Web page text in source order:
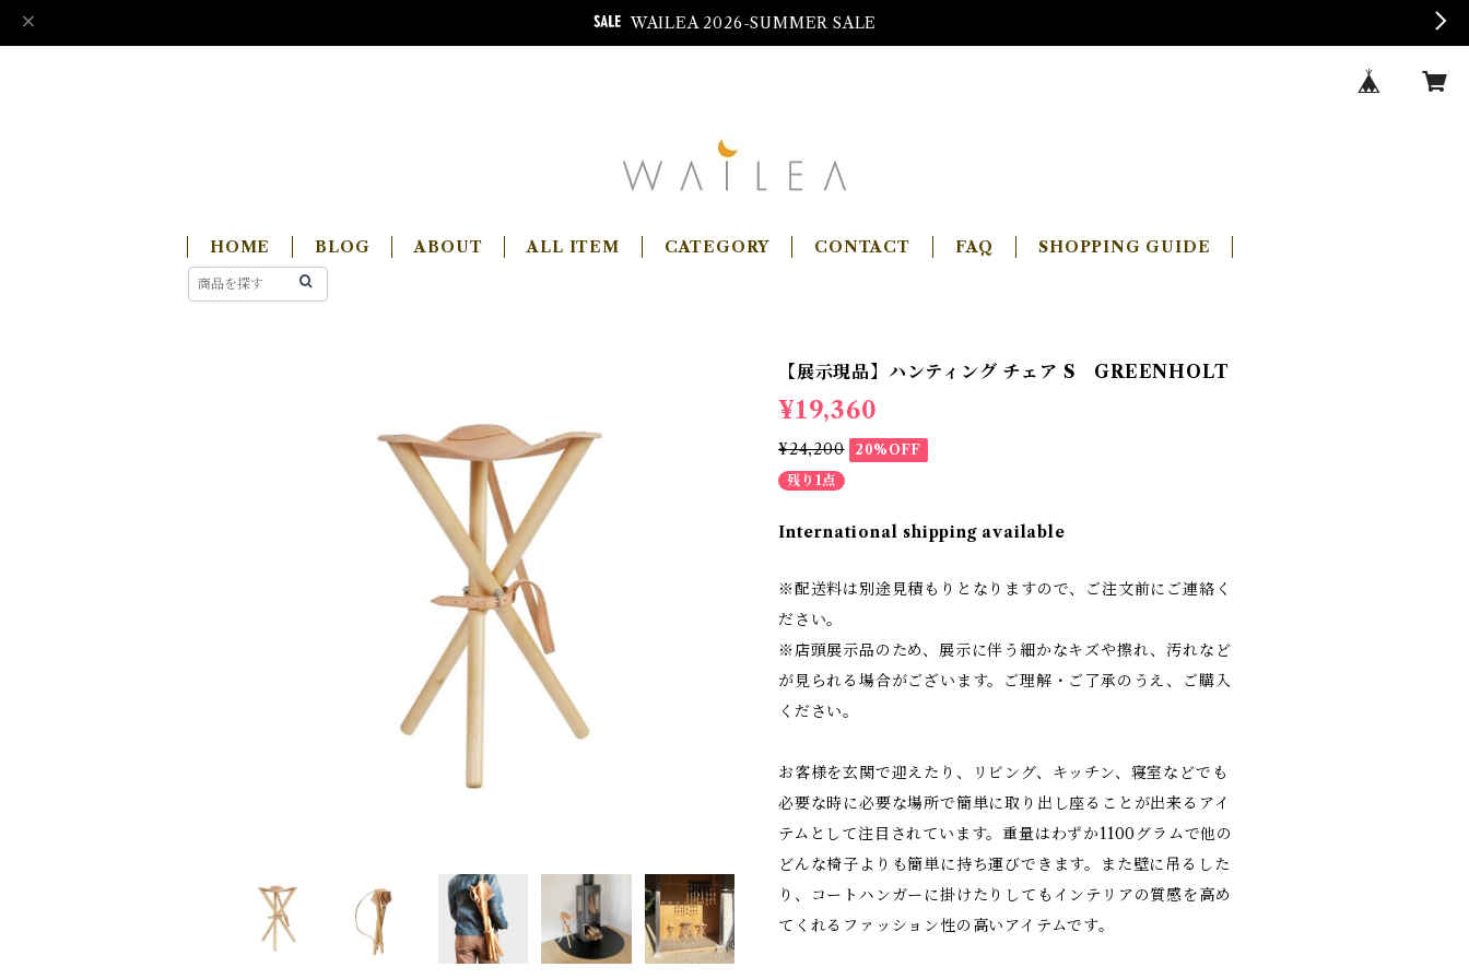
WAILEA 2026-SUMMER SALE
HOME BLOG ABOUT ALL ITEM CATEGORY CONTACT FAQ SHOPPING GUIDE
【展示現品】ハンティング チェア S GREENHOLT
¥19,360
¥24,200
20%OFF
残り1点
International shipping available
※配送料は別途見積もりとなりますので、ご注文前にご連絡く
ださい。
※店頭展示品のため、展示に伴う細かなキズや擦れ、汚れなど
が見られる場合がございます。ご理解・ご了承のうえ、ご購入
ください。
お客様を玄関で迎えたり、リビング、キッチン、寝室などでも
必要な時に必要な場所で簡単に取り出し座ることが出来るアイ
テムとして注目されています。重量はわずか1100グラムで他の
どんな椅子よりも簡単に持ち運びできます。また壁に吊るした
り、コートハンガーに掛けたりしてもインテリアの質感を高め
てくれるファッション性の高いアイテムです。